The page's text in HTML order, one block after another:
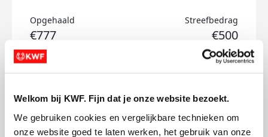
Welkom bij KWF. Fijn dat je onze website bezoekt.
We gebruiken cookies en vergelijkbare technieken om
onze website goed te laten werken, het gebruik van onze
Opgehaald
€777
Streefbedrag
€500
Bram's badges